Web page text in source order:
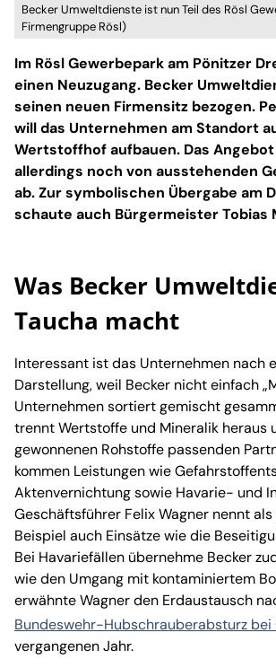
Becker Umweltdienste ist nun Teil des Rösl
Firmengruppe Rösl)
Im Rösl Gewerbepark am Pönitzer
einen Neuzugang. Becker
seinen neuen Firmensitz bezogen.
will das Unternehmen am Standort
Wertstoffhof aufbauen. Das
allerdings noch von ausstehenden
ab. Zur symbolischen Übergabe am
schaute auch Bürgermeister Tobias
Was Becker
Taucha macht
Interessant ist das Unternehmen nach
Darstellung, weil Becker nicht einfach
Unternehmen sortiert gemischt
trennt Wertstoffe und Mineralik heraus
gewonnenen Rohstoffe passenden
kommen Leistungen wie
Aktenvernichtung sowie Havarie- und
Geschäftsführer Felix Wagner nennt
Beispiel auch Einsätze wie die
Bei Havariefällen übernehme Becker
wie den Umgang mit kontaminiertem
erwähnte Wagner den Erdaustausch
Bundeswehr-Hubschrauberabsturz bei
vergangenen Jahr.